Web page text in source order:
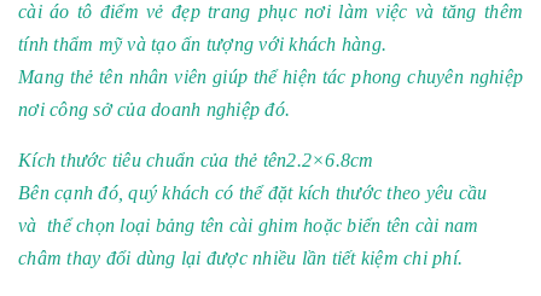
cài áo tô điểm vẻ đẹp trang phục nơi làm việc và tăng thêm
tính thẩm mỹ và tạo ấn tượng với khách hàng.
Mang thẻ tên nhân viên giúp thể hiện tác phong chuyên nghiệp
nơi công sở của doanh nghiệp đó.
Kích thước tiêu chuẩn của thẻ tên2.2×6.8cm
Bên cạnh đó, quý khách có thể đặt kích thước theo yêu cầu
và thể chọn loại bảng tên cài ghim hoặc biển tên cài nam
châm thay đổi dùng lại được nhiều lần tiết kiệm chi phí.